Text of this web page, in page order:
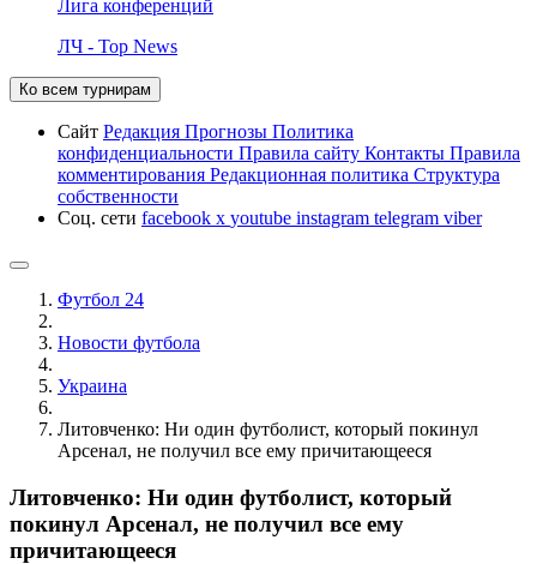
Лига конференций
ЛЧ - Top News
Ко всем турнирам
Сайт Редакция Прогнозы Политика
конфиденциальности Правила сайту Контакты Правила
комментирования Редакционная политика Структура
собственности
Соц. сети facebook x youtube instagram telegram viber
Футбол 24
Новости футбола
Украина
Литовченко: Ни один футболист, который покинул
Арсенал, не получил все ему причитающееся
Литовченко: Ни один футболист, который
покинул Арсенал, не получил все ему
причитающееся